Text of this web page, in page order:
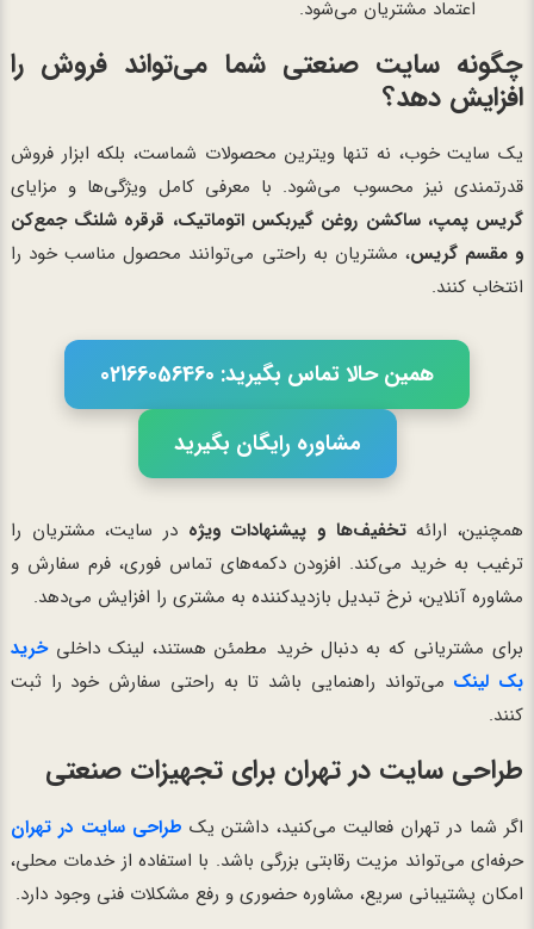
اعتماد مشتریان می‌شود.
چگونه سایت صنعتی شما می‌تواند فروش را
افزایش دهد؟
یک سایت خوب، نه تنها ویترین محصولات شماست، بلکه ابزار فروش
قدرتمندی نیز محسوب می‌شود. با معرفی کامل ویژگی‌ها و مزایای
گریس پمپ، ساکشن روغن گیربکس اتوماتیک، قرقره شلنگ جمع‌کن
و مقسم گریس، مشتریان به راحتی می‌توانند محصول مناسب خود را
انتخاب کنند.
همین حالا تماس بگیرید: 02166056460
مشاوره رایگان بگیرید
همچنین، ارائهتخفیف‌ها و پیشنهادات ویژه در سایت، مشتریان را
ترغیب به خرید می‌کند. افزودن دکمه‌های تماس فوری، فرم سفارش و
مشاوره آنلاین، نرخ تبدیل بازدیدکننده به مشتری را افزایش می‌دهد.
برای مشتریانی که به دنبال خرید مطمئن هستند، لینک داخلیخرید
بک لینک می‌تواند راهنمایی باشد تا به راحتی سفارش خود را ثبت
کنند.
طراحی سایت در تهران برای تجهیزات صنعتی
اگر شما در تهران فعالیت می‌کنید، داشتن یک طراحی سایت در تهران
حرفه‌ای می‌تواند مزیت رقابتی بزرگی باشد. با استفاده از خدمات محلی،
امکان پشتیبانی سریع، مشاوره حضوری و رفع مشکلات فنی وجود دارد.